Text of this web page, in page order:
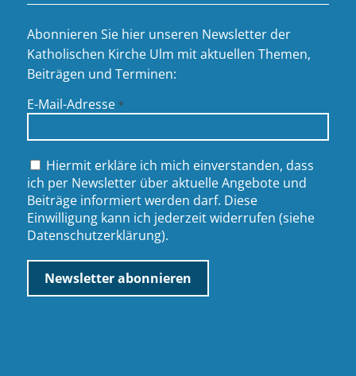
Abonnieren Sie hier unseren Newsletter der
Katholischen Kirche Ulm mit aktuellen Themen,
Beiträgen und Terminen:
E-Mail-Adresse *
Hiermit erkläre ich mich einverstanden, dass
ich per Newsletter über aktuelle Angebote und
Beiträge informiert werden darf. Diese
Einwilligung kann ich jederzeit widerrufen (siehe
Datenschutzerklärung).